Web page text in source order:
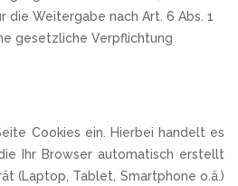
die Weitergabe nach Art. 6 Abs. 1
gesetzliche Verpflichtung
Cookies ein. Hierbei handelt es
Ihr Browser automatisch erstellt
(Laptop, Tablet, Smartphone o.ä.)